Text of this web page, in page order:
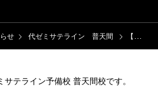
せ 代ゼミサテライン 普天間 【大学受験 高3生】春にやっておくこと
テライン予備校 普天間校です。